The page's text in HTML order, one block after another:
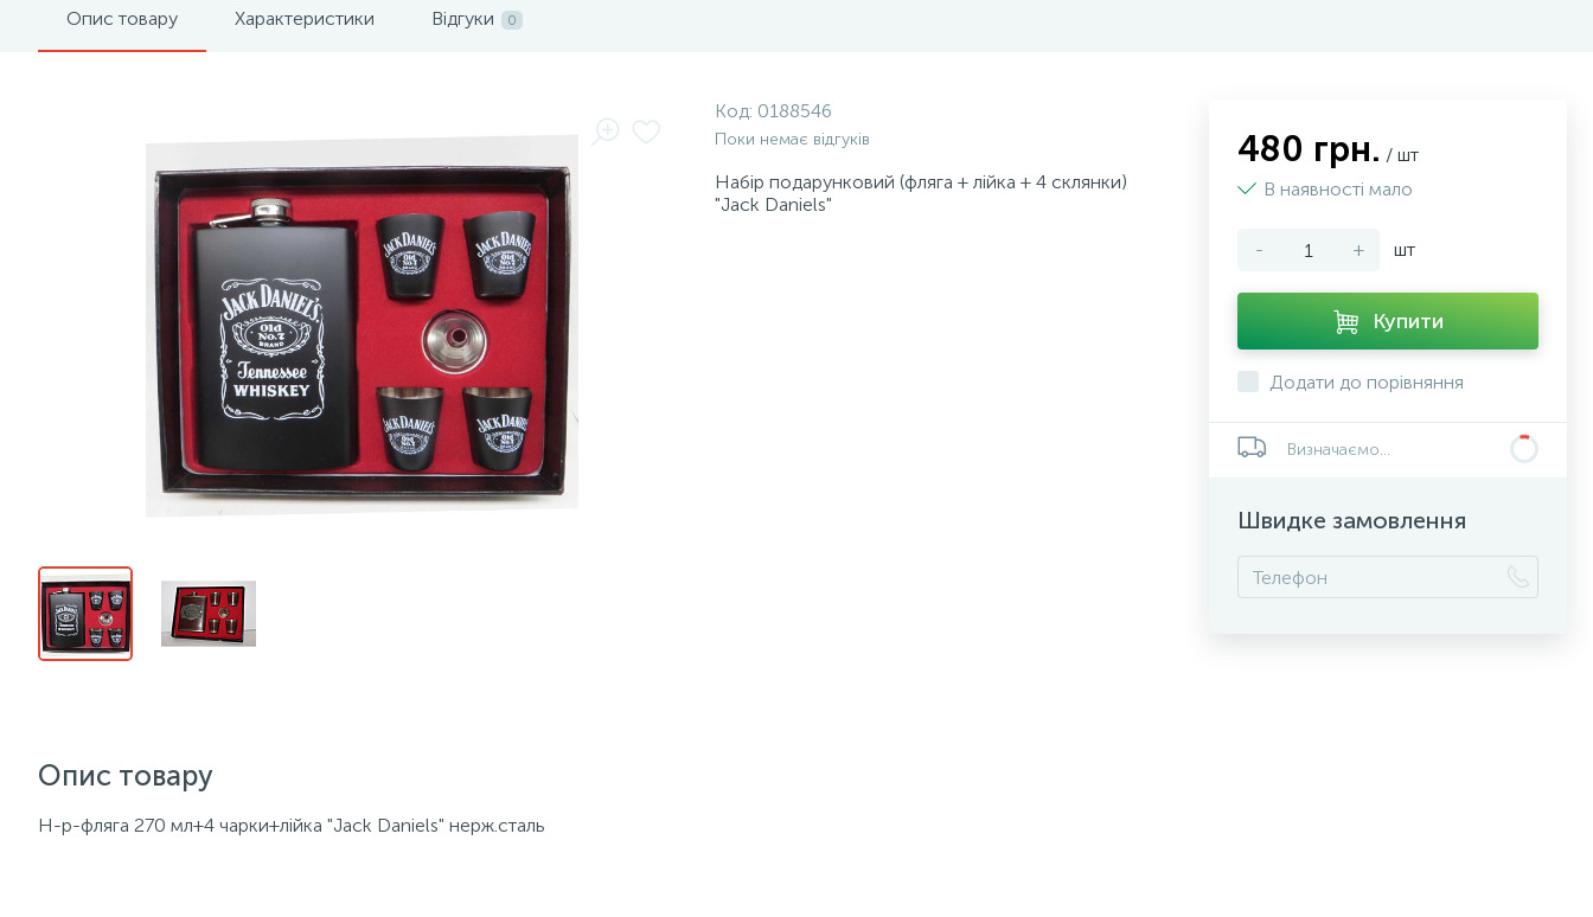
Опис товару Характеристики Відгуки 0
Код: 0188546
Поки немає відгуків
Набір подарунковий (фляга + лійка + 4 склянки)
"Jack Daniels"
Опис товару
Н-р-фляга 270 мл+4 чарки+лійка "Jack Daniels" нерж.сталь
480 грн. / шт
В наявності мало
- + шт
Купити
Додати до порівняння
Визначаємо...
Швидке замовлення